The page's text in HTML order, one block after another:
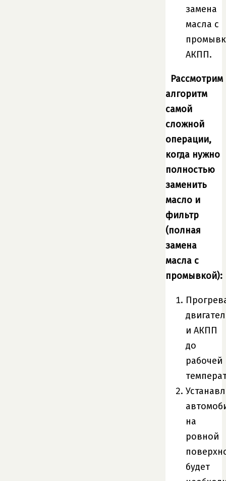
замена
масла с
АКПП.
Рассмотрим
алгоритм
самой
сложной
операции,
когда нужно
полностью
заменить
масло и
фильтр
(полная
замена
масла с
промывкой):
и АКПП
до
рабочей
на
ровной
будет